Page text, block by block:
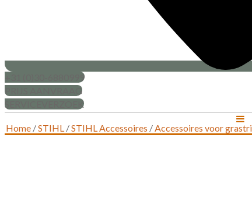
+31 (0)30-6880999
PRIJS AANVRAAG
SERVICEVERZOEK
Home /STIHL /STIHL Accessoires / Accessoires voor